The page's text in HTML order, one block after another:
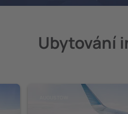
Ubytování